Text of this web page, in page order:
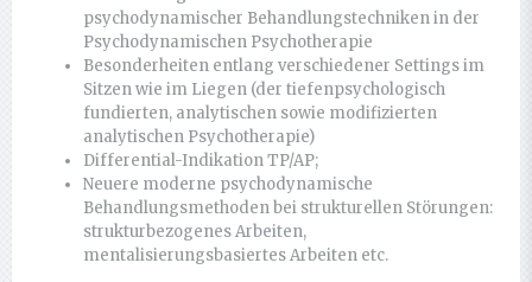
psychodynamischer Behandlungstechniken in der
Psychodynamischen Psychotherapie
Besonderheiten entlang verschiedener Settings im
Sitzen wie im Liegen (der tiefenpsychologisch
fundierten, analytischen sowie modifizierten
analytischen Psychotherapie)
Differential-Indikation TP/AP;
Neuere moderne psychodynamische
Behandlungsmethoden bei strukturellen Störungen:
strukturbezogenes Arbeiten,
mentalisierungsbasiertes Arbeiten etc.